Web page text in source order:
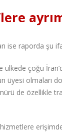
ise raporda şu
ülkede çoğu
olmaları
de özellikle